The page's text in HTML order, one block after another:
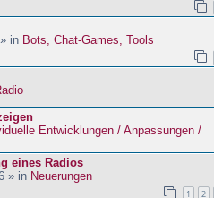
in Bots, Chat-Games, Tools
Entwicklungen / Anpassungen /
eines Radios
» in Neuerungen
1 2